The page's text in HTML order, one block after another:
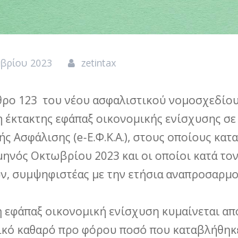
2023 zetintax
123 του νέου ασφαλιστικού
εφάπαξ οικονομικής ενίσχυσης
Ασφάλισης (e-Ε.Φ.Κ.Α.), στους οποίους
Οκτωβρίου 2023 και οι οποίοι κατά
συμψηφιστέας με την ετήσια
εφάπαξ οικονομική ενίσχυση κυμαίνεται
καθαρό προ φόρου ποσό που